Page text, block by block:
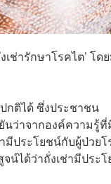
ช่ารักษาโรคไต’ โด
กติได้ ซึ่งประชาชน
นว่าจากองค์ความรู้
มีประโยชน์กับผู้ป่วยโ
น์ได้ว่าถั่งเช่ามีประ